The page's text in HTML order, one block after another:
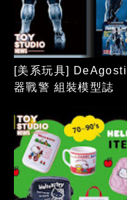
[美系玩具]
器戰警 組裝模型誌